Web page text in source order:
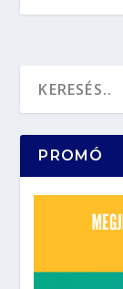
PROMÓ